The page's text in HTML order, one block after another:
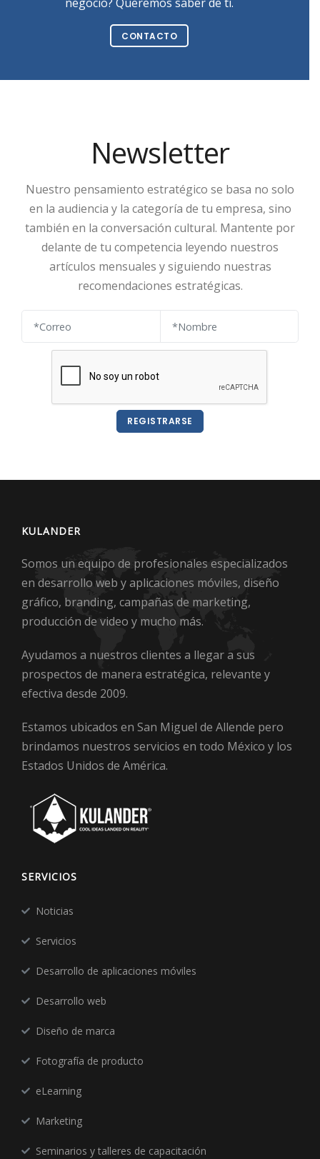
CONTACTO
Newsletter
Nuestro pensamiento estratégico se basa no solo
en la audiencia y la categoría de tu empresa, sino
también en la conversación cultural. Mantente por
delante de tu competencia leyendo nuestros
artículos mensuales y siguiendo nuestras
recomendaciones estratégicas.
REGISTRARSE
KULANDER
Somos un equipo de profesionales especializados
en desarrollo web y aplicaciones móviles, diseño
gráfico, branding, campañas de marketing,
producción de video y mucho más.
Ayudamos a nuestros clientes a llegar a sus
prospectos de manera estratégica, relevante y
efectiva desde 2009.
Estamos ubicados en San Miguel de Allende pero
brindamos nuestros servicios en todo México y los
Estados Unidos de América.
SERVICIOS
Noticias
Servicios
Desarrollo de aplicaciones móviles
Desarrollo web
Diseño de marca
Fotografía de producto
eLearning
Marketing
Seminarios y talleres de capacitación